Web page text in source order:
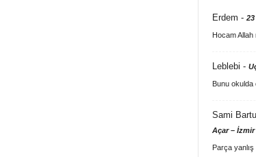
Erdem - 23
Hocam Allah
Leblebi -
Bunu okulda
Sami
Açar – İzmir
Parça